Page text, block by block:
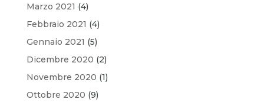
Marzo 2021 (4)
Febbraio 2021 (4)
Gennaio 2021 (5)
Dicembre 2020 (2)
Novembre 2020 (1)
Ottobre 2020 (9)